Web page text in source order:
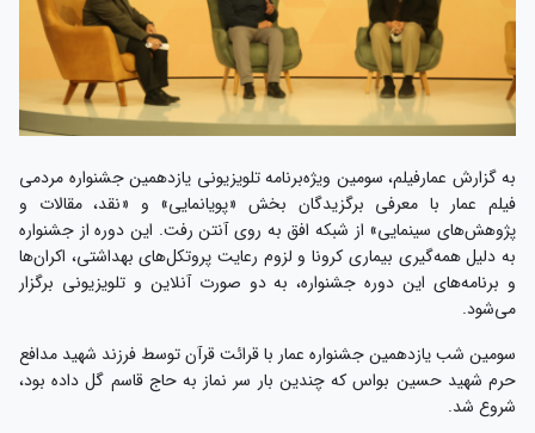
به گزارش عمارفیلم، سومین ویژه‌برنامه تلویزیونی یازدهمین جشنواره مردمی
فیلم عمار با معرفی برگزیدگان بخش «پویانمایی» و «نقد، مقالات و
پژوهش‌های سینمایی» از شبکه افق به روی آنتن رفت. این دوره از جشنواره
به دلیل همه‌گیری بیماری کرونا و لزوم رعایت پروتکل‌های بهداشتی، اکران‌ها
و برنامه‌های این دوره جشنواره، به دو صورت آنلاین و تلویزیونی برگزار
می‌شود.
سومین شب یازدهمین جشنواره عمار با قرائت قرآن توسط فرزند شهید مدافع
حرم شهید حسین بواس که چندین بار سر نماز به حاج قاسم گل داده بود،
شروع شد.